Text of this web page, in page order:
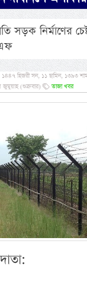
সড়ক নির্মাণের
হিজরী সন, ১১ ছামিন, ১৩৯৩
(শুক্রবার)
তাজা খবর